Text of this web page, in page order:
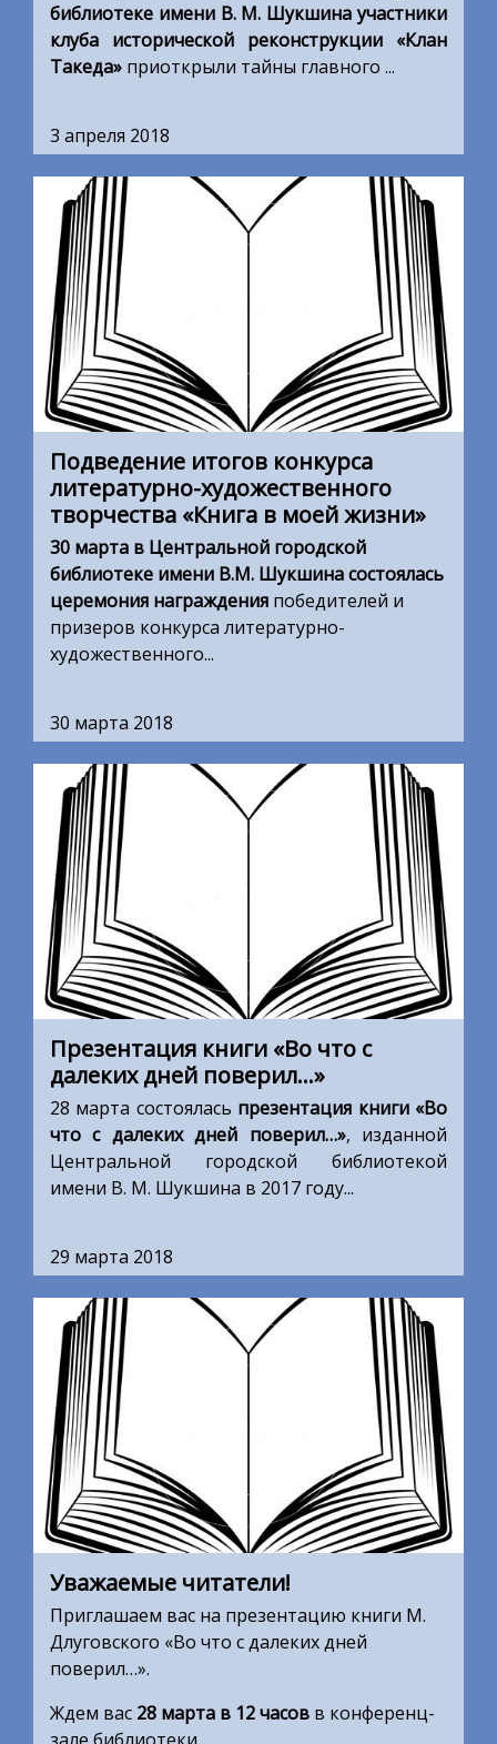
библиотеке имени В. М. Шукшина участники
клуба исторической реконструкции «Клан
Такеда» приоткрыли тайны главного ...
3 апреля 2018
Подведение итогов конкурса
литературно-художественного
творчества «Книга в моей жизни»
30 марта в Центральной городской
библиотеке имени В.М. Шукшина состоялась
церемония награждения победителей и
призеров конкурса литературно-
художественного...
30 марта 2018
Презентация книги «Во что с
далеких дней поверил…»
28 марта состоялась презентация книги «Во
что с далеких дней поверил…», изданной
Центральной городской библиотекой
имени В. М. Шукшина в 2017 году...
29 марта 2018
Уважаемые читатели!
Приглашаем вас на презентацию книги М.
Длуговского «Во что с далеких дней
поверил…».
Ждем вас 28 марта в 12 часов в конференц-